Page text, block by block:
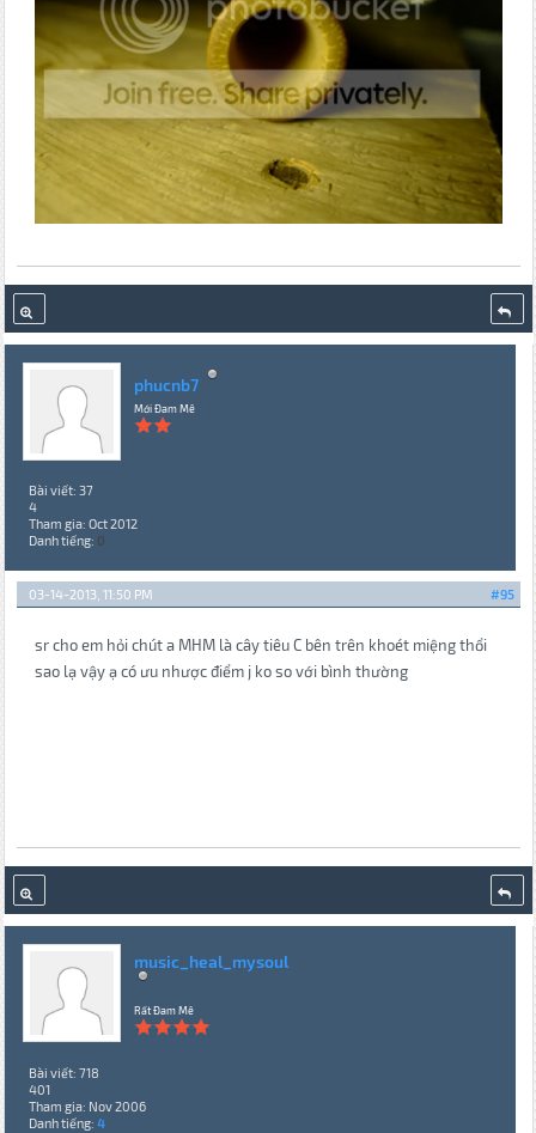
phucnb7
Mới Đam Mê
Bài viết: 37
4
Tham gia: Oct 2012
Danh tiếng: 0
#95
03-14-2013, 11:50 PM
sr cho em hỏi chút a MHM là cây tiêu C bên trên khoét miệng thổi
sao lạ vậy ạ có ưu nhược điểm j ko so với bình thường
music_heal_mysoul
Rất Đam Mê
Bài viết: 718
401
Tham gia: Nov 2006
Danh tiếng: 4